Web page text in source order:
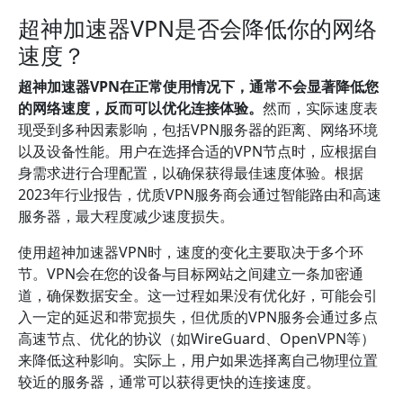
超神加速器VPN是否会降低你的网络
速度？
超神加速器VPN在正常使用情况下，通常不会显著降低您
的网络速度，反而可以优化连接体验。 然而，实际速度表
现受到多种因素影响，包括VPN服务器的距离、网络环境
以及设备性能。用户在选择合适的VPN节点时，应根据自
身需求进行合理配置，以确保获得最佳速度体验。根据
2023年行业报告，优质VPN服务商会通过智能路由和高速
服务器，最大程度减少速度损失。
使用超神加速器VPN时，速度的变化主要取决于多个环
节。VPN会在您的设备与目标网站之间建立一条加密通
道，确保数据安全。这一过程如果没有优化好，可能会引
入一定的延迟和带宽损失，但优质的VPN服务会通过多点
高速节点、优化的协议（如WireGuard、OpenVPN等）
来降低这种影响。实际上，用户如果选择离自己物理位置
较近的服务器，通常可以获得更快的连接速度。